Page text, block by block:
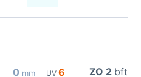
0 mm UV 6 ZO 2 bft